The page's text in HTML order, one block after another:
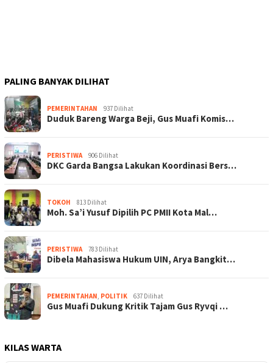
PALING BANYAK DILIHAT
PEMERINTAHAN 937 Dilihat
Duduk Bareng Warga Beji, Gus Muafi Komis…
PERISTIWA 906 Dilihat
DKC Garda Bangsa Lakukan Koordinasi Bers…
TOKOH 813 Dilihat
Moh. Sa’i Yusuf Dipilih PC PMII Kota Mal…
PERISTIWA 783 Dilihat
Dibela Mahasiswa Hukum UIN, Arya Bangkit…
PEMERINTAHAN, POLITIK 637 Dilihat
Gus Muafi Dukung Kritik Tajam Gus Ryvqi …
KILAS WARTA